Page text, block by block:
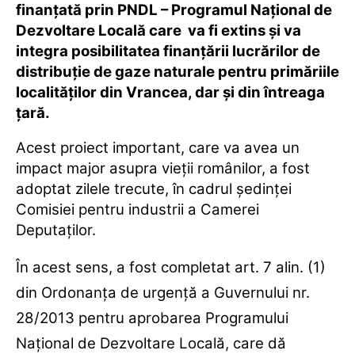
finanţată prin PNDL – Programul Naţional de
Dezvoltare Locală care va fi extins şi va
integra posibilitatea finanţării lucrărilor de
distribuţie de gaze naturale pentru primăriile
localităţilor din Vrancea, dar şi din întreaga
ţară.
Acest proiect important, care va avea un
impact major asupra vieţii românilor, a fost
adoptat zilele trecute, în cadrul şedinţei
Comisiei pentru industrii a Camerei
Deputaţilor.
În acest sens, a fost completat art. 7 alin. (1)
din Ordonanţa de urgenţă a Guvernului nr.
28/2013 pentru aprobarea Programului
Naţional de Dezvoltare Locală, care dă